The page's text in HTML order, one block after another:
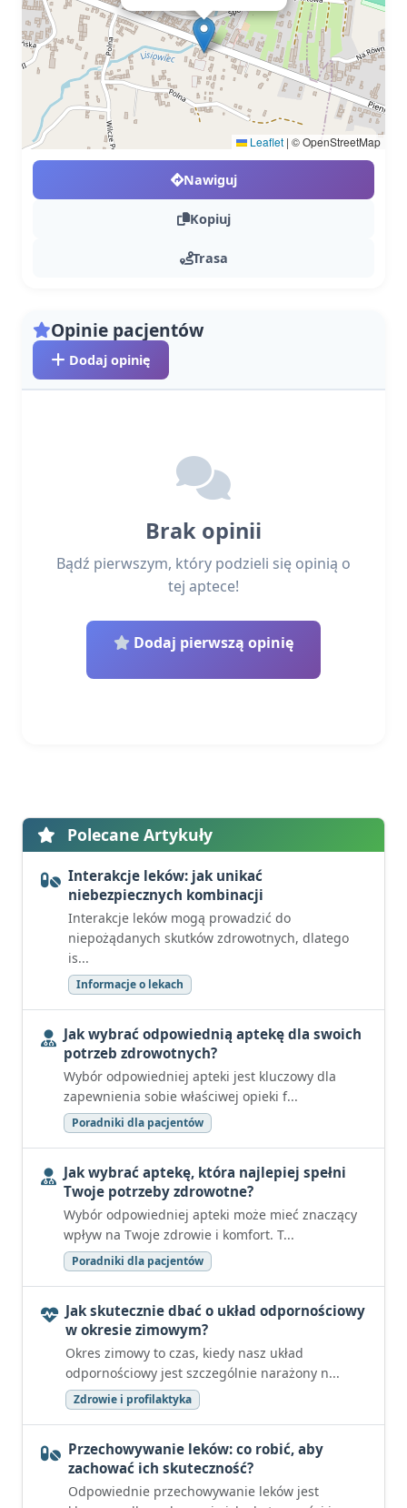
Leaflet | © OpenStreetMap
Nawiguj
Kopiuj
Trasa
Opinie pacjentów
Dodaj opinię
Brak opinii
Bądź pierwszym, który podzieli się opinią o
tej aptece!
Dodaj pierwszą opinię
Polecane Artykuły
Interakcje leków: jak unikać
niebezpiecznych kombinacji
Interakcje leków mogą prowadzić do
niepożądanych skutków zdrowotnych, dlatego
is...
Informacje o lekach
Jak wybrać odpowiednią aptekę dla swoich
potrzeb zdrowotnych?
Wybór odpowiedniej apteki jest kluczowy dla
zapewnienia sobie właściwej opieki f...
Poradniki dla pacjentów
Jak wybrać aptekę, która najlepiej spełni
Twoje potrzeby zdrowotne?
Wybór odpowiedniej apteki może mieć znaczący
wpływ na Twoje zdrowie i komfort. T...
Poradniki dla pacjentów
Jak skutecznie dbać o układ odpornościowy
w okresie zimowym?
Okres zimowy to czas, kiedy nasz układ
odpornościowy jest szczególnie narażony n...
Zdrowie i profilaktyka
Przechowywanie leków: co robić, aby
zachować ich skuteczność?
Odpowiednie przechowywanie leków jest